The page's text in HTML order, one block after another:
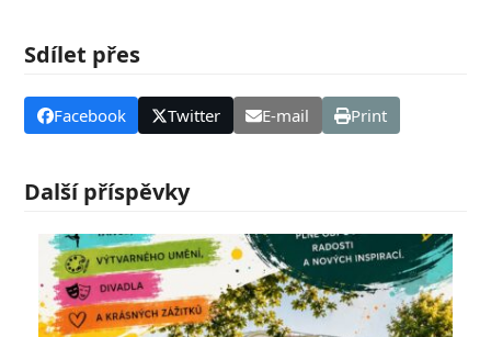
Sdílet přes
Facebook Twitter E-mail Print
Další příspěvky